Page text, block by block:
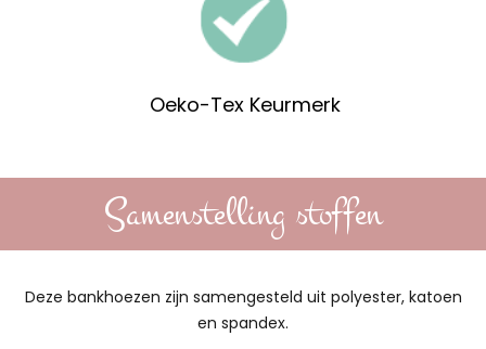
Oeko-Tex Keurmerk
Samenstelling stoffen
Deze bankhoezen zijn samengesteld uit polyester, katoen
en spandex.